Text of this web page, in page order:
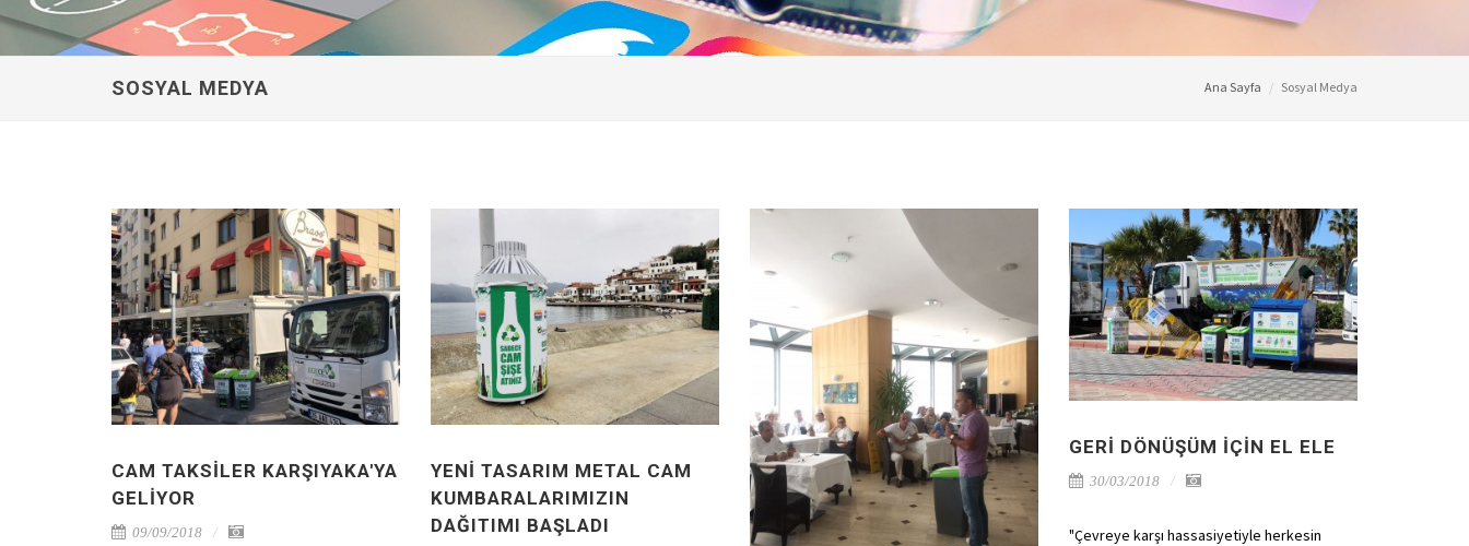
SOSYAL MEDYA Ana Sayfa Sosyal Medya
CAM TAKSILER KARŞIYAKA'YA
GELIYOR
09/09/2018
YENI TASARIM METAL CAM
KUMBARALARIMIZIN
DAĞITIMI BAŞLADI
GERI DÖNÜŞÜM IÇIN EL ELE
30/03/2018
"Çevreye karşı hassasiyetiyle herkesin